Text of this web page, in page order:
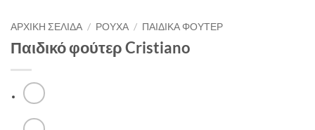
ΑΡΧΙΚΉ ΣΕΛΊΔΑ / ΡΟΥΧΑ / ΠΑΙΔΙΚΑ ΦΟΥΤΕΡ
Παιδικό φούτερ Cristiano